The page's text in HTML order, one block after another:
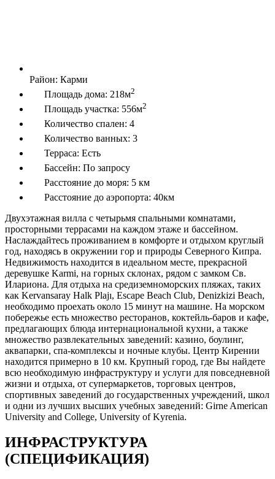
Район: Карми
Площадь дома: 218м2
Площадь участка: 556м2
Количество спален: 4
Количество ванных: 3
Терраса: Есть
Бассейн: По запросу
Расстояние до моря: 5 км
Расстояние до аэропорта: 40км
Двухэтажная вилла с четырьмя спальными комнатами,
просторными террасами на каждом этаже и бассейном.
Наслаждайтесь проживанием в комфорте и отдыхом круглый
год, находясь в окружении гор и природы Северного Кипра.
Недвижимость находится в идеальном месте, прекрасной
деревушке Karmi, на горных склонах, рядом с замком Св.
Илариона. Для отдыха на средиземноморских пляжах, таких
как Kervansaray Halk Plajı, Escape Beach Club, Denizkizi Beach,
необходимо проехать около 15 минут на машине. На морском
побережье есть множество ресторанов, коктейль-баров и кафе,
предлагающих блюда интернациональной кухни, а также
множество развлекательных заведений: казино, боулинг,
аквапарки, спа-комплексы и ночные клубы. Центр Кирении
находится примерно в 10 км. Крупный город, где Вы найдете
всю необходимую инфраструктуру и услуги для повседневной
жизни и отдыха, от супермаркетов, торговых центров,
спортивных заведений до государственных учреждений, школ
и одни из лучших высших учебных заведений: Girne American
University and College, University of Kyrenia.
ИНФРАСТРУКТУРА
(СПЕЦИФИКАЦИЯ)